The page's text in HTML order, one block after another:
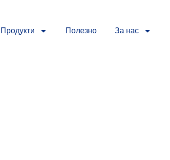
Продукти Полезно За нас